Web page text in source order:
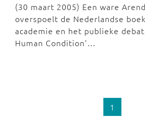
(30 maart 2005) Een ware
overspoelt de Nederlandse
academie en het publieke
Human Condition'…
1